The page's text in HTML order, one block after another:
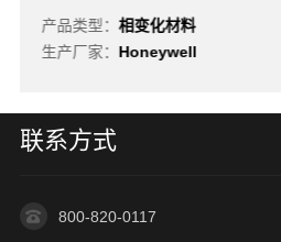
产品类型：相变化材料
生产厂家： Honeywell
联系方式
800-820-0117